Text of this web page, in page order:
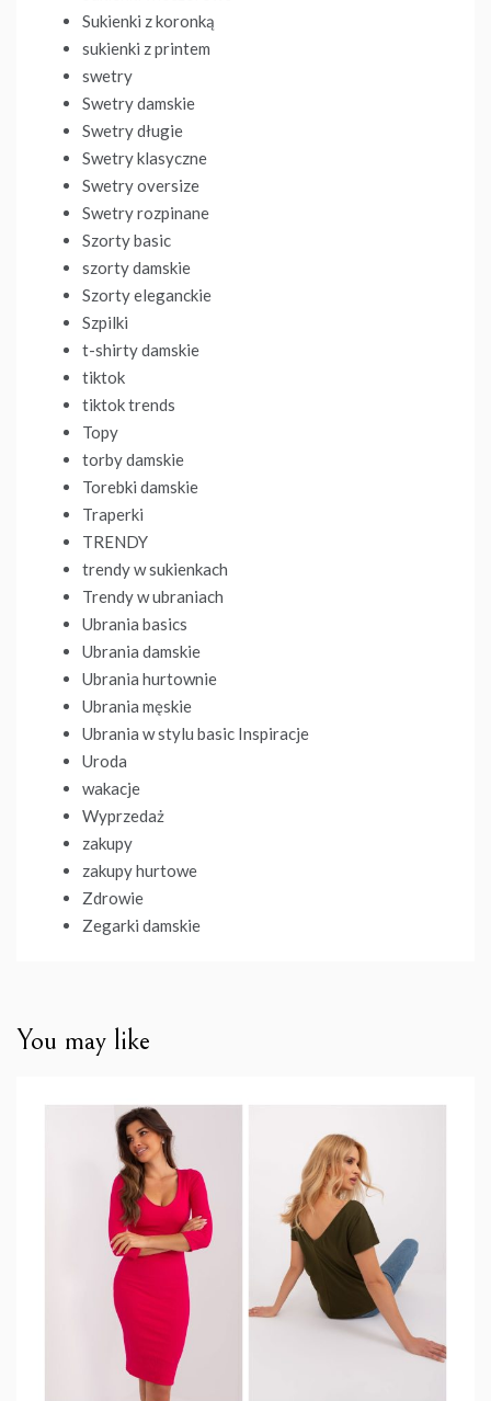
Sukienki z koronką
sukienki z printem
swetry
Swetry damskie
Swetry długie
Swetry klasyczne
Swetry oversize
Swetry rozpinane
Szorty basic
szorty damskie
Szorty eleganckie
Szpilki
t-shirty damskie
tiktok
tiktok trends
Topy
torby damskie
Torebki damskie
Traperki
TRENDY
trendy w sukienkach
Trendy w ubraniach
Ubrania basics
Ubrania damskie
Ubrania hurtownie
Ubrania męskie
Ubrania w stylu basic Inspiracje
Uroda
wakacje
Wyprzedaż
zakupy
zakupy hurtowe
Zdrowie
Zegarki damskie
You may like